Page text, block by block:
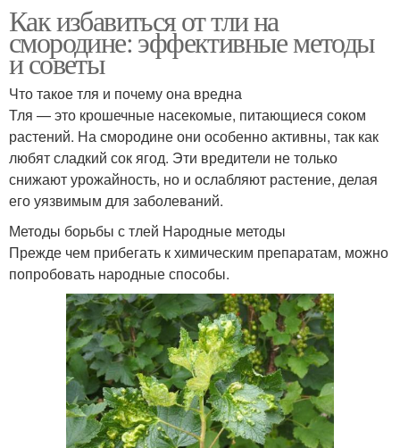
Как избавиться от тли на
смородине: эффективные методы
и советы
Что такое тля и почему она вредна
Тля — это крошечные насекомые, питающиеся соком
растений. На смородине они особенно активны, так как
любят сладкий сок ягод. Эти вредители не только
снижают урожайность, но и ослабляют растение, делая
его уязвимым для заболеваний.
Методы борьбы с тлей Народные методы
Прежде чем прибегать к химическим препаратам, можно
попробовать народные способы.